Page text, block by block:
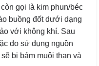
gọi là kim phun/béc
buồng đốt dưới dạng
với không khí. Sau
do sử dụng nguồn
bị bám muội than và